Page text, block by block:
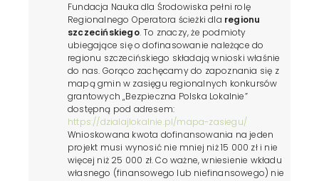
Fundacja Nauka dla Środowiska pełni rolę
Regionalnego Operatora ścieżki dla regionu
szczecińskiego. To znaczy, że podmioty
ubiegające się o dofinasowanie należące do
regionu szczecińskiego składają wnioski właśnie
do nas. Gorąco zachęcamy do zapoznania się z
mapą gmin w zasięgu regionalnych konkursów
grantowych „Bezpieczna Polska Lokalnie”
dostępną pod adresem:
https://dzialajlokalnie.pl/mapa-zasiegu/
Wnioskowana kwota dofinansowania na jeden
projekt musi wynosić nie mniej niż 15 000 zł i nie
więcej niż 25 000 zł. Co ważne, wniesienie wkładu
własnego (finansowego lub niefinansowego) nie